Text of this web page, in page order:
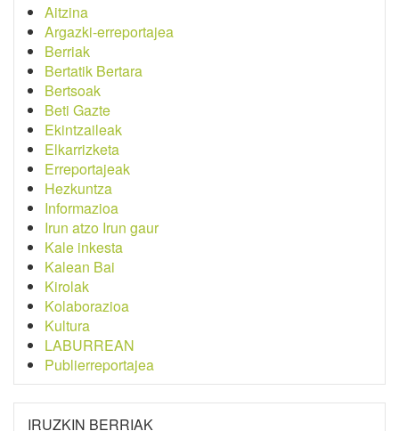
Aitzina
Argazki-erreportajea
Berriak
Bertatik Bertara
Bertsoak
Beti Gazte
Ekintzaileak
Elkarrizketa
Erreportajeak
Hezkuntza
Informazioa
Irun atzo Irun gaur
Kale inkesta
Kalean Bai
Kirolak
Kolaborazioa
Kultura
LABURREAN
Publierreportajea
IRUZKIN BERRIAK